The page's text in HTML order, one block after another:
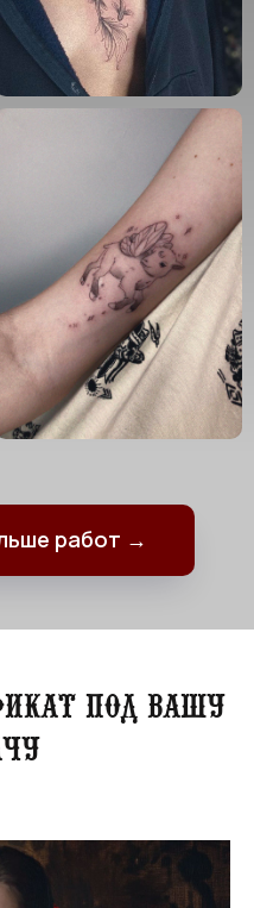
работ →
под вашу